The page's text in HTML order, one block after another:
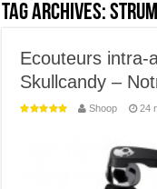
Tag Archives:Strum
Ecouteurs intra-
Skullcandy –
Shoop 24